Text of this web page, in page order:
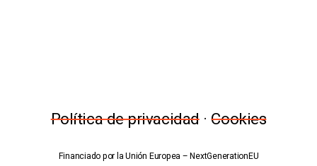
Política de privacidad·Cookies
Financiado por la Unión Europea – NextGenerationEU